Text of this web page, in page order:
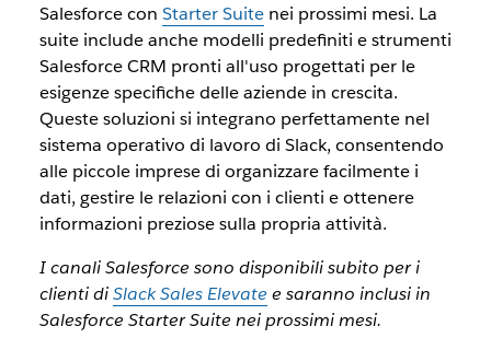
Salesforce con Starter Suitenei prossimi mesi. La
suite include anche modelli predefiniti e strumenti
Salesforce CRM pronti all'uso progettati per le
esigenze specifiche delle aziende in crescita.
Queste soluzioni si integrano perfettamente nel
sistema operativo di lavoro di Slack, consentendo
alle piccole imprese di organizzare facilmente i
dati, gestire le relazioni con i clienti e ottenere
informazioni preziose sulla propria attività.
I canali Salesforce sono disponibili subito per i
clienti diSlack Sales Elevate e saranno inclusi in
Salesforce Starter Suite nei prossimi mesi.